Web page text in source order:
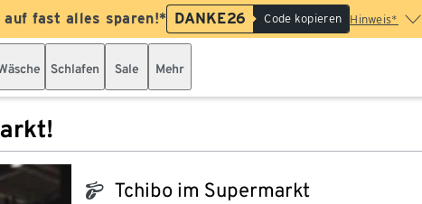
auf fast alles sparen!* DANKE26 Code kopieren Hinweis*
Schlafen Sale Mehr
tchibo_logo Tchibo im Supermarkt